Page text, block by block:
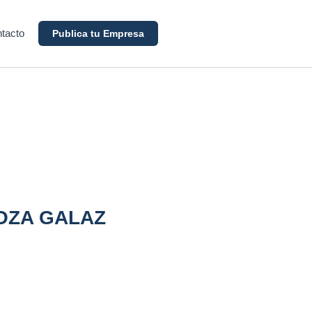
Publica tu Empresa
GALAZ